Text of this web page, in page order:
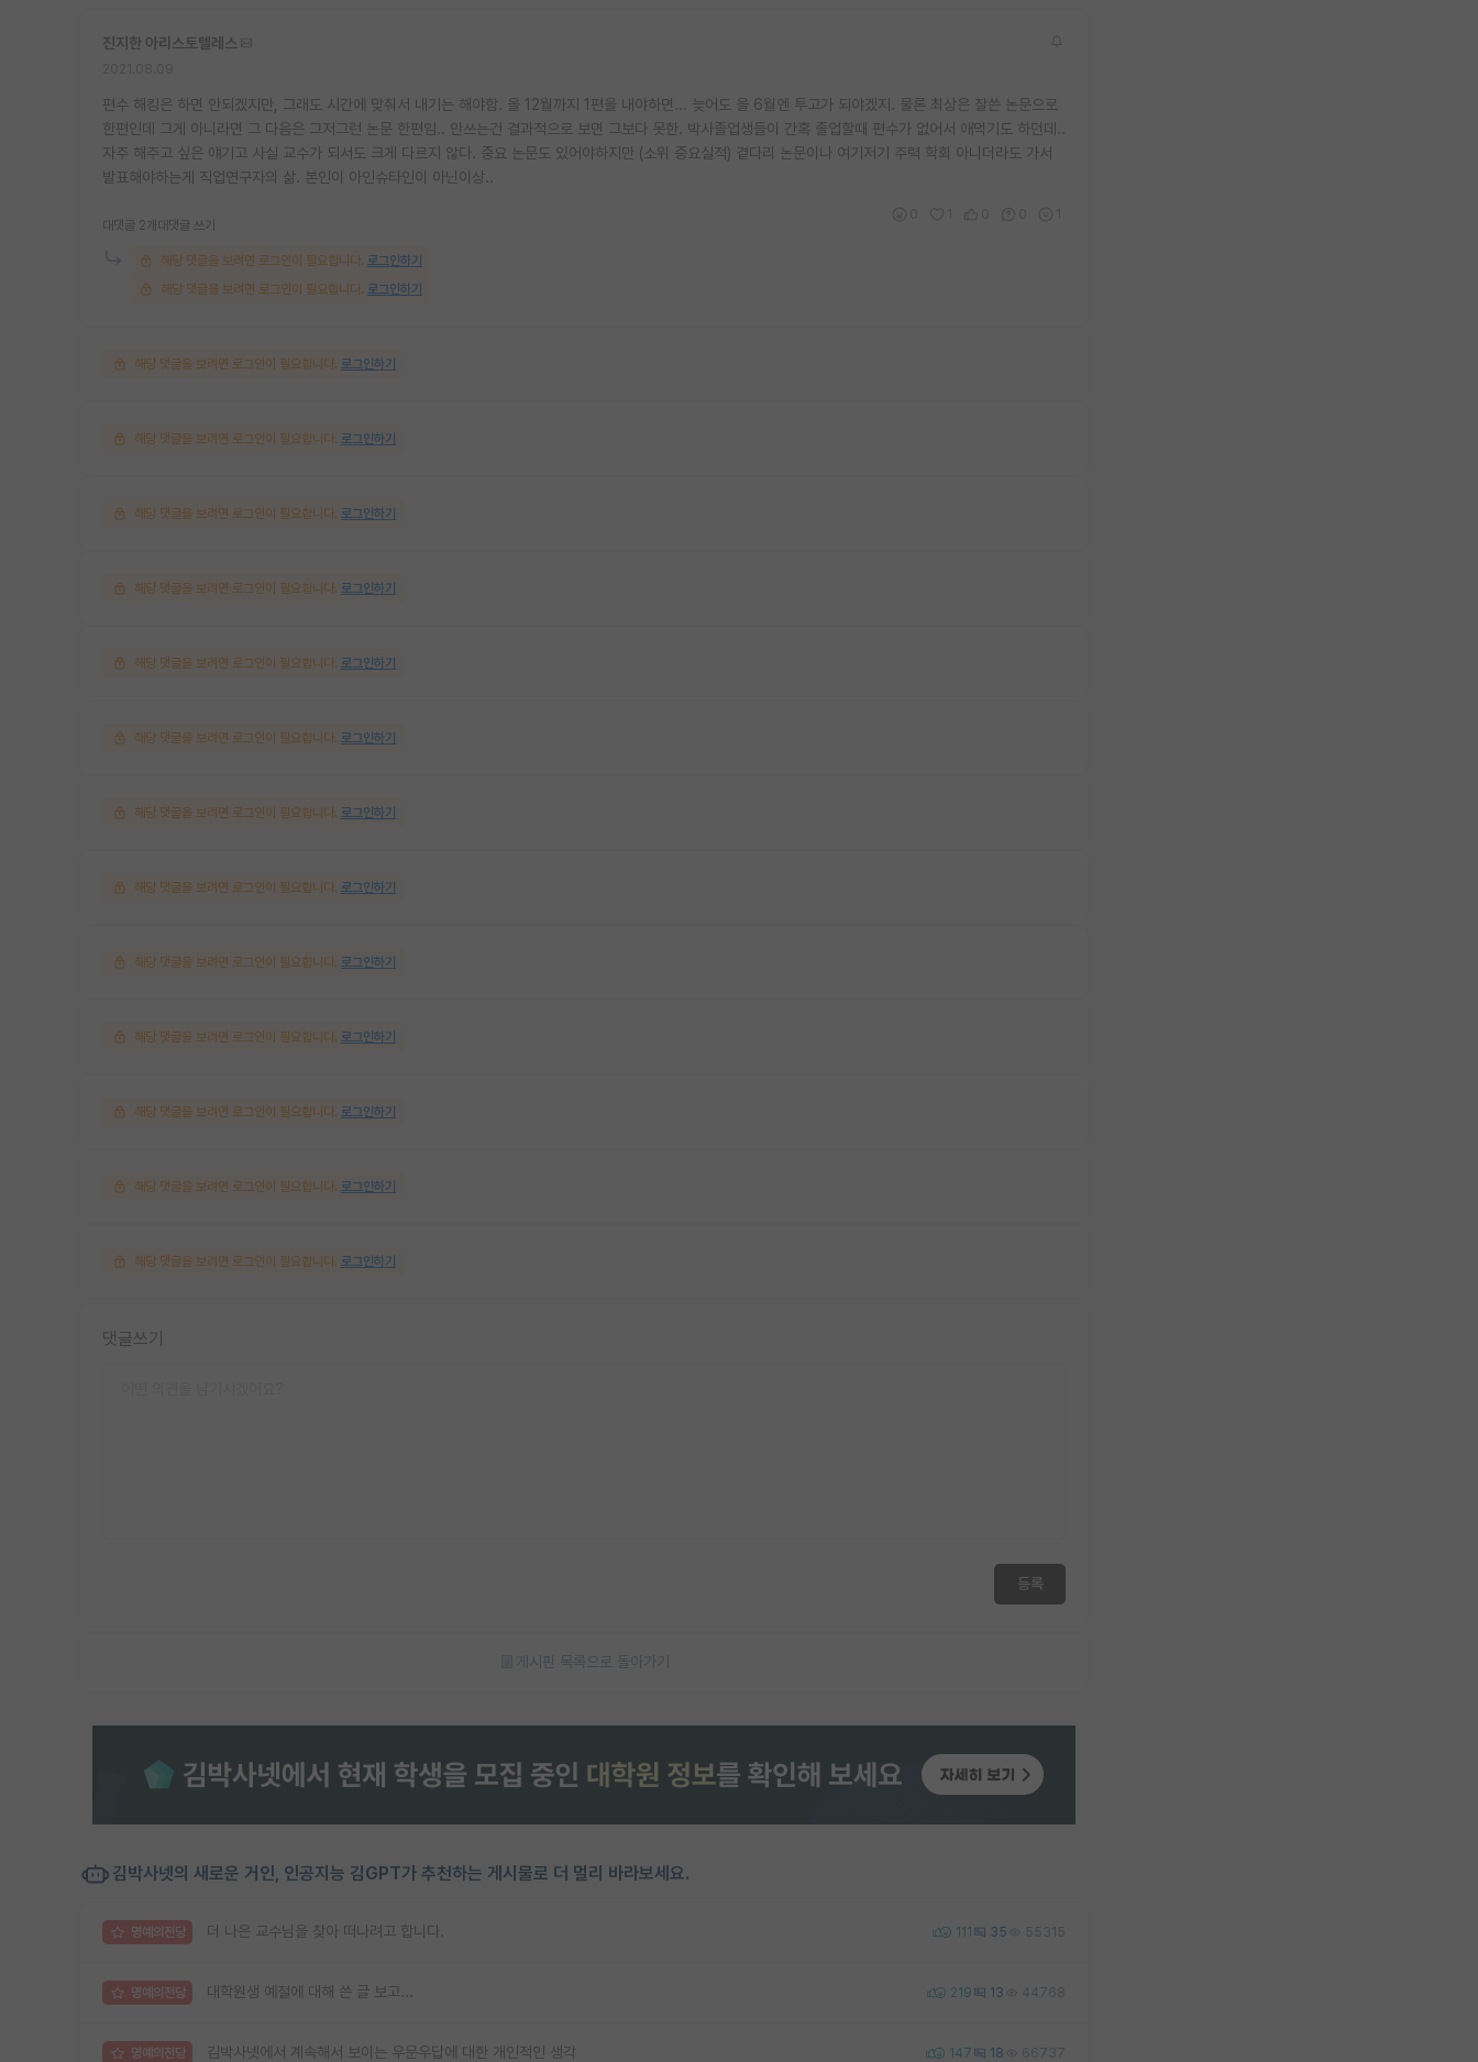
진지한 아리스토텔레스
편수 해킹은 하면 안되겠지만, 그래도 시간에 맞춰서 내기는 해야함. 올 12월까지 1편을 내야하면... 늦어도 올 6월엔 투고가 되야겠지. 물론 최상은 잘쓴 논문으로
한편인데 그게 아니라면 그 다음은 그저그런 논문 한편임.. 안쓰는건 결과적으로 보면 그보다 못한. 박사졸업생들이 간혹 졸업할때 편수가 없어서 애먹기도 하던데..
자주 해주고 싶은 얘기고 사실 교수가 되서도 크게 다르지 않다. 중요 논문도 있어야하지만 (소위 중요실적) 곁다리 논문이나 여기저기 주력 학회 아니더라도 가서
발표해야하는게 직업연구자의 삶. 본인이 아인슈타인이 아닌이상..
대댓글 2개 대댓글 쓰기
해당 댓글을 보려면 로그인이 필요합니다. 로그인하기
해당 댓글을 보려면 로그인이 필요합니다. 로그인하기
해당 댓글을 보려면 로그인이 필요합니다. 로그인하기
해당 댓글을 보려면 로그인이 필요합니다. 로그인하기
해당 댓글을 보려면 로그인이 필요합니다. 로그인하기
해당 댓글을 보려면 로그인이 필요합니다. 로그인하기
해당 댓글을 보려면 로그인이 필요합니다. 로그인하기
해당 댓글을 보려면 로그인이 필요합니다. 로그인하기
해당 댓글을 보려면 로그인이 필요합니다. 로그인하기
해당 댓글을 보려면 로그인이 필요합니다. 로그인하기
해당 댓글을 보려면 로그인이 필요합니다. 로그인하기
해당 댓글을 보려면 로그인이 필요합니다. 로그인하기
해당 댓글을 보려면 로그인이 필요합니다. 로그인하기
해당 댓글을 보려면 로그인이 필요합니다. 로그인하기
해당 댓글을 보려면 로그인이 필요합니다. 로그인하기
댓글쓰기
등록
게시판 목록으로 돌아가기
김박사넷의 새로운 거인, 인공지능 김GPT가 추천하는 게시물로 더 멀리 바라보세요.
명예의전당 더 나은 교수님을 찾아 떠나려고 합니다. 111 35 55315
명예의전당 대학원생 예절에 대해 쓴 글 보고... 219 13 44768
명예의전당 김박사넷에서 계속해서 보이는 우문우답에 대한 개인적인 생각 147 18 66737